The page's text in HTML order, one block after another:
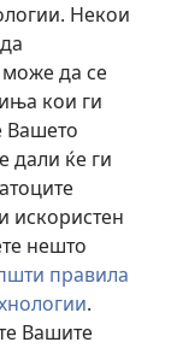
Некои
да се
кои ги
Вашето
дали ќе ги
искористен
нешто
правила
.
Вашите
of Pennsylvania.